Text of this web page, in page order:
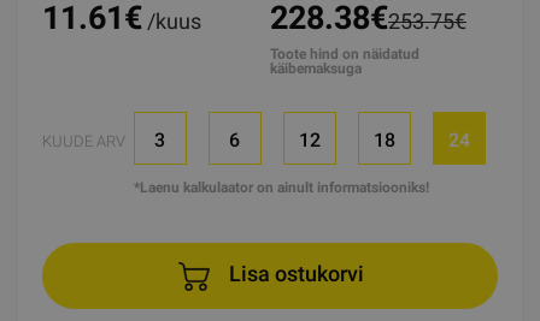
11.61€ /kuus 228.38€253.75€
Toote hind on näidatud
käibemaksuga
KUUDE ARV 3 6 12 18 24
*Laenu kalkulaator on ainult informatsiooniks!
Lisa ostukorvi